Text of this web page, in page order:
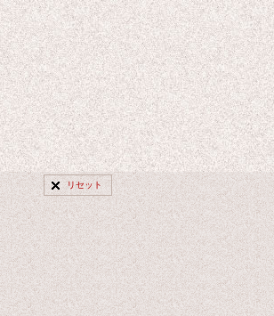
リセット